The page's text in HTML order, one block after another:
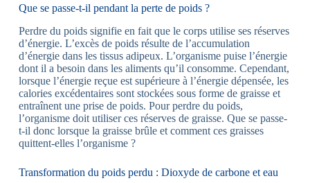
Que se passe-t-il pendant la perte de poids ?
Perdre du poids signifie en fait que le corps utilise ses réserves
d’énergie. L’excès de poids résulte de l’accumulation
d’énergie dans les tissus adipeux. L’organisme puise l’énergie
dont il a besoin dans les aliments qu’il consomme. Cependant,
lorsque l’énergie reçue est supérieure à l’énergie dépensée, les
calories excédentaires sont stockées sous forme de graisse et
entraînent une prise de poids. Pour perdre du poids,
l’organisme doit utiliser ces réserves de graisse. Que se passe-
t-il donc lorsque la graisse brûle et comment ces graisses
quittent-elles l’organisme ?
Transformation du poids perdu : Dioxyde de carbone et eau